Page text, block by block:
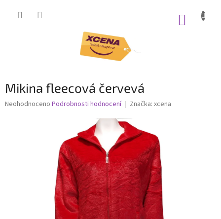
Mikina fleecová červevá
Průměrné
Neohodnoceno Podrobnosti hodnocení Značka: xcena